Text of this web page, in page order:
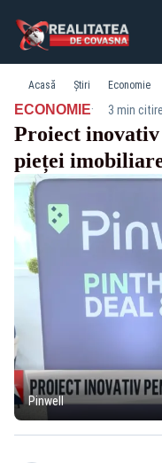
Acasă Știri Economie
ECONOMIE· 3 min citire
Proiect
pieței
Pinwell